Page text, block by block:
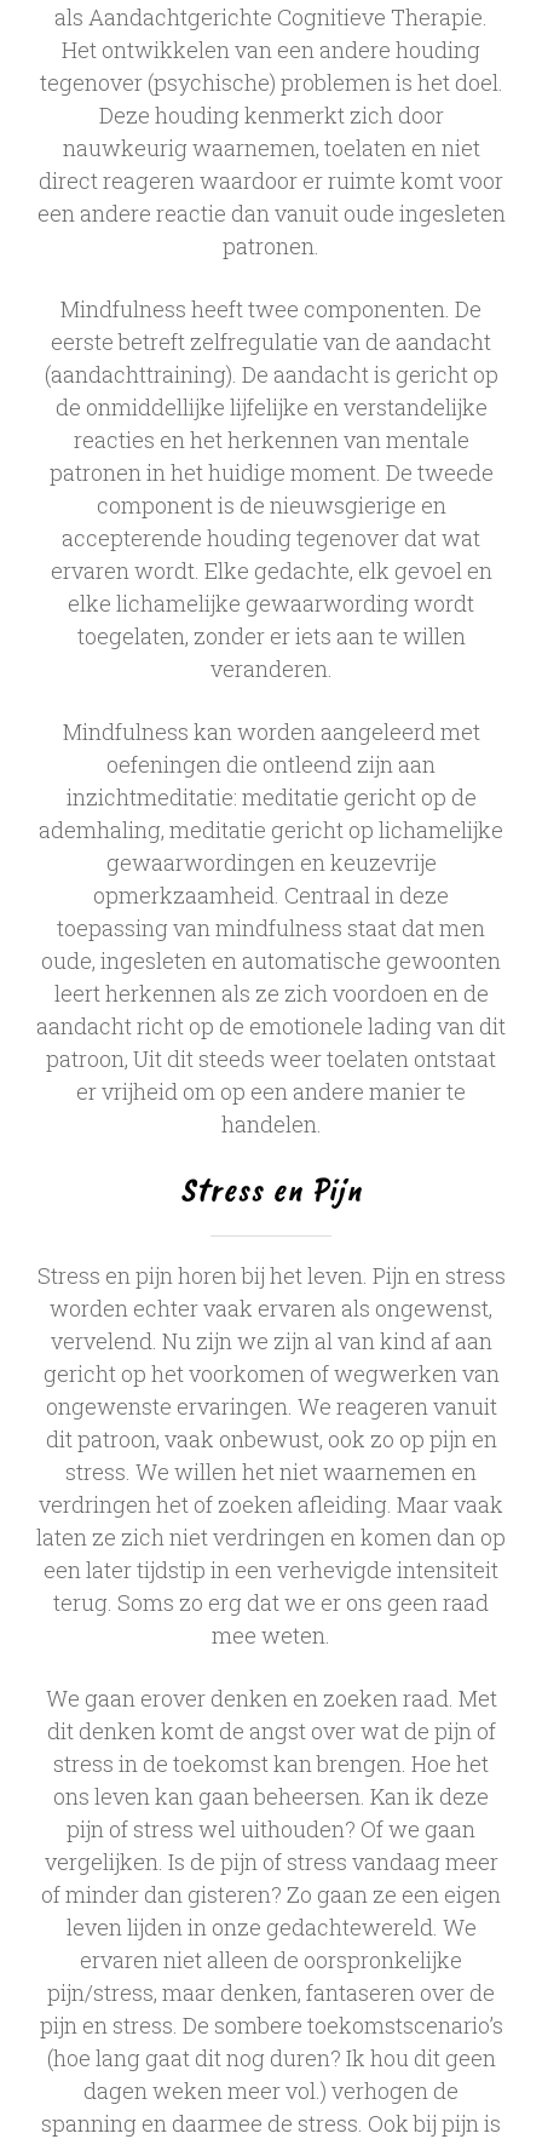
als Aandachtgerichte Cognitieve Therapie.
Het ontwikkelen van een andere houding
tegenover (psychische) problemen is het doel.
Deze houding kenmerkt zich door
nauwkeurig waarnemen, toelaten en niet
direct reageren waardoor er ruimte komt voor
een andere reactie dan vanuit oude ingesleten
patronen.
Mindfulness heeft twee componenten. De
eerste betreft zelfregulatie van de aandacht
(aandachttraining). De aandacht is gericht op
de onmiddellijke lijfelijke en verstandelijke
reacties en het herkennen van mentale
patronen in het huidige moment. De tweede
component is de nieuwsgierige en
accepterende houding tegenover dat wat
ervaren wordt. Elke gedachte, elk gevoel en
elke lichamelijke gewaarwording wordt
toegelaten, zonder er iets aan te willen
veranderen.
Mindfulness kan worden aangeleerd met
oefeningen die ontleend zijn aan
inzichtmeditatie: meditatie gericht op de
ademhaling, meditatie gericht op lichamelijke
gewaarwordingen en keuzevrije
opmerkzaamheid. Centraal in deze
toepassing van mindfulness staat dat men
oude, ingesleten en automatische gewoonten
leert herkennen als ze zich voordoen en de
aandacht richt op de emotionele lading van dit
patroon, Uit dit steeds weer toelaten ontstaat
er vrijheid om op een andere manier te
handelen.
Stress en Pijn
Stress en pijn horen bij het leven. Pijn en stress
worden echter vaak ervaren als ongewenst,
vervelend. Nu zijn we zijn al van kind af aan
gericht op het voorkomen of wegwerken van
ongewenste ervaringen. We reageren vanuit
dit patroon, vaak onbewust, ook zo op pijn en
stress. We willen het niet waarnemen en
verdringen het of zoeken afleiding. Maar vaak
laten ze zich niet verdringen en komen dan op
een later tijdstip in een verhevigde intensiteit
terug. Soms zo erg dat we er ons geen raad
mee weten.
We gaan erover denken en zoeken raad. Met
dit denken komt de angst over wat de pijn of
stress in de toekomst kan brengen. Hoe het
ons leven kan gaan beheersen. Kan ik deze
pijn of stress wel uithouden? Of we gaan
vergelijken. Is de pijn of stress vandaag meer
of minder dan gisteren? Zo gaan ze een eigen
leven lijden in onze gedachtewereld. We
ervaren niet alleen de oorspronkelijke
pijn/stress, maar denken, fantaseren over de
pijn en stress. De sombere toekomstscenario’s
(hoe lang gaat dit nog duren? Ik hou dit geen
dagen weken meer vol.) verhogen de
spanning en daarmee de stress. Ook bij pijn is